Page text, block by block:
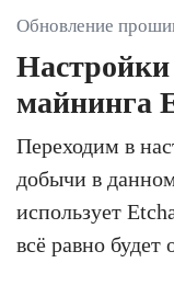
Обновление
майнинга
Переходим в
добычи в
использует
всё равно будет